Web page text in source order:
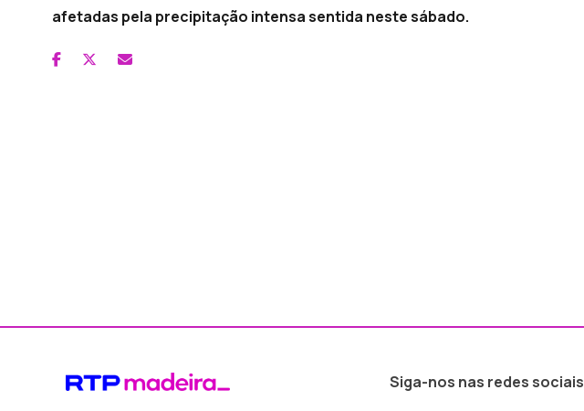
afetadas pela precipitação intensa sentida neste sábado.
Siga-nos nas redes sociais